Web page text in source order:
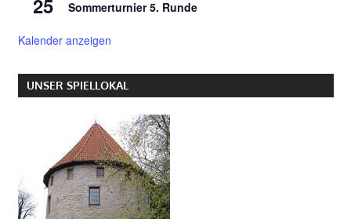
Sommerturnier 5. Runde
Kalender anzeigen
UNSER SPIELLOKAL